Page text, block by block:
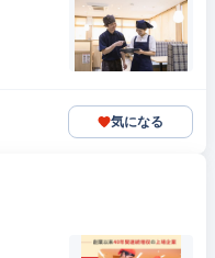
気になる